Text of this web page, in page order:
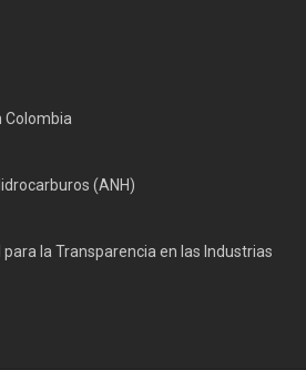
Colombia
(ANH)
para la Transparencia en las Industrias